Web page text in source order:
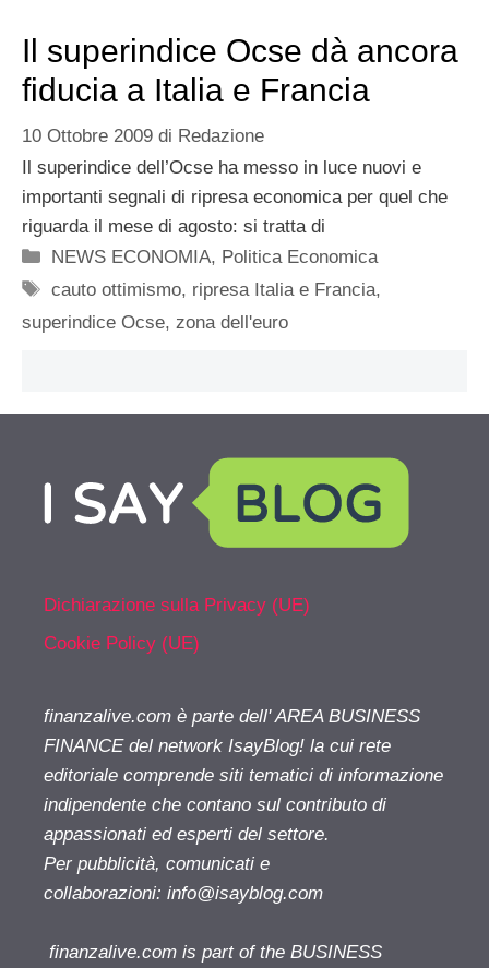
Il superindice Ocse dà ancora
fiducia a Italia e Francia
10 Ottobre 2009 di Redazione
Il superindice dell’Ocse ha messo in luce nuovi e
importanti segnali di ripresa economica per quel che
riguarda il mese di agosto: si tratta di
Categorie
NEWS ECONOMIA, Politica Economica
Tag
cauto ottimismo, ripresa Italia e Francia,
superindice Ocse, zona dell'euro
Dichiarazione sulla Privacy (UE)
Cookie Policy (UE)
finanzalive.com è parte dell' AREA BUSINESS
FINANCE del network IsayBlog! la cui rete
editoriale comprende siti tematici di informazione
indipendente che contano sul contributo di
appassionati ed esperti del settore.
Per pubblicità, comunicati e
collaborazioni: info@isayblog.com
finanzalive.com is part of the BUSINESS